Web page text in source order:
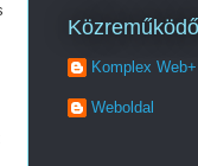
Komplex Web+
Weboldal